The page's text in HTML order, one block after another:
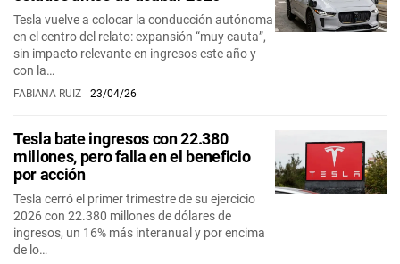
Tesla vuelve a colocar la conducción autónoma
en el centro del relato: expansión “muy cauta”,
sin impacto relevante en ingresos este año y
con la…
FABIANA RUIZ 23/04/26
Tesla bate ingresos con 22.380
millones, pero falla en el beneficio
por acción
Tesla cerró el primer trimestre de su ejercicio
2026 con 22.380 millones de dólares de
ingresos, un 16% más interanual y por encima
de lo…